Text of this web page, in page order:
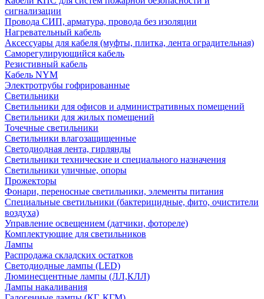
сигнализации
Провода СИП, арматура, провода без изоляции
Нагревательный кабель
Аксессуары для кабеля (муфты, плитка, лента оградительная)
Саморегулирующийся кабель
Резистивный кабель
Кабель NYM
Электротрубы гофрированные
Светильники
Светильники для офисов и административных помещений
Светильники для жилых помещений
Точечные светильники
Светильники влагозащищенные
Светодиодная лента, гирлянды
Светильники технические и специального назначения
Светильники уличные, опоры
Прожекторы
Фонари, переносные светильники, элементы питания
Специальные светильники (бактерицидные, фито, очистители
воздуха)
Управление освещением (датчики, фотореле)
Комплектующие для светильников
Лампы
Распродажа складских остатков
Светодиодные лампы (LED)
Люминесцентные лампы (ЛЛ,КЛЛ)
Лампы накаливания